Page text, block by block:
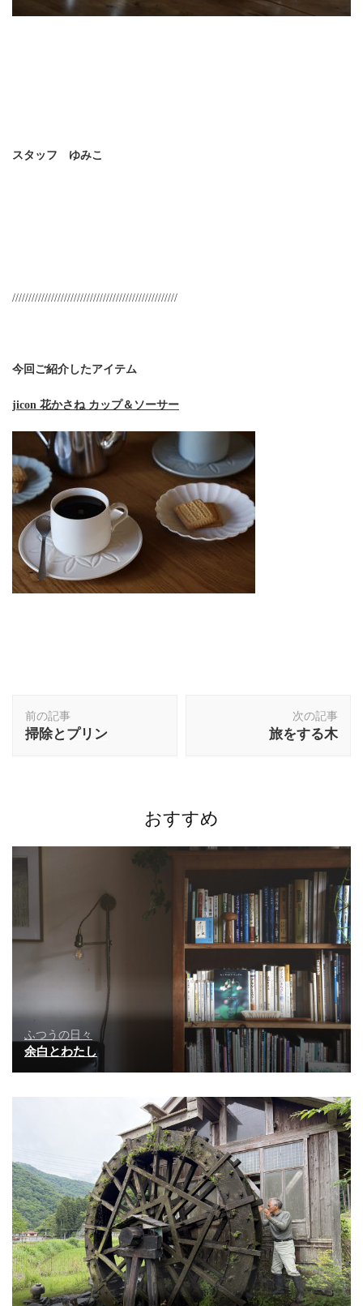
スタッフ ゆみこ
///////////////////////////////////////////////////
今回ご紹介したアイテム
jicon 花かさね カップ＆ソーサー
稿
ナ
ン
前の記事
掃除とプリン
次の記事
旅をする木
おすすめ
ふつうの日々
余白とわたし